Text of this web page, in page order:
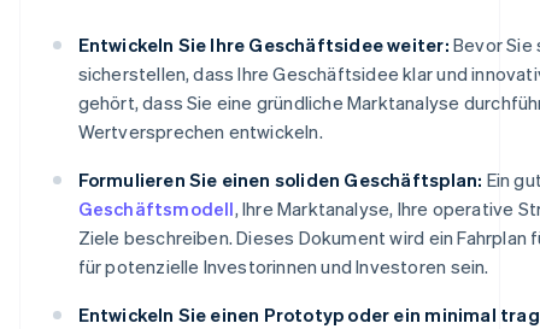
Entwickeln Sie Ihre Geschäftsidee weiter: Bevor Sie
sicherstellen, dass Ihre Geschäftsidee klar und
gehört, dass Sie eine gründliche Marktanalyse
Wertversprechen entwickeln.
Formulieren Sie einen soliden Geschäftsplan: Ein
Geschäftsmodell, Ihre Marktanalyse, Ihre operative
Ziele beschreiben. Dieses Dokument wird ein
für potenzielle Investorinnen und Investoren sein.
Entwickeln Sie einen Prototyp oder ein minimal